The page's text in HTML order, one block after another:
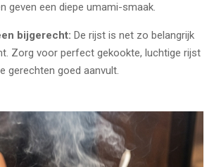
geven een diepe umami-smaak.
bijgerecht: De rijst is net zo belangrijk
Zorg voor perfect gekookte, luchtige rijst
gerechten goed aanvult.